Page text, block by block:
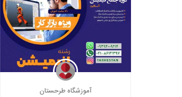
آموزشگاه طرحستان